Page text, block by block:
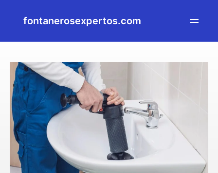
fontanerosexpertos.com